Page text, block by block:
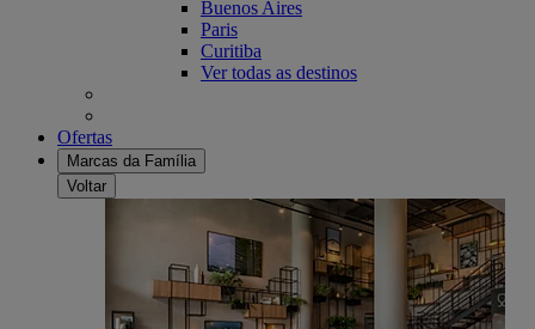
Buenos Aires
Paris
Curitiba
Ver todas as destinos
Ofertas
Marcas da Família
Voltar